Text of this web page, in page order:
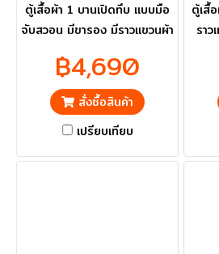
ตู้เสื้อผ้า 1 บานเปิดทึบ แบบมือ
จับสวอน มีขารอง มีราวแขวนผ้า
กทม. และ ปริมณฑลส่งฟรี
฿4,690
สั่งซื้อสินค้า
เปรียบเทียบ
ตู้เสื้
รา